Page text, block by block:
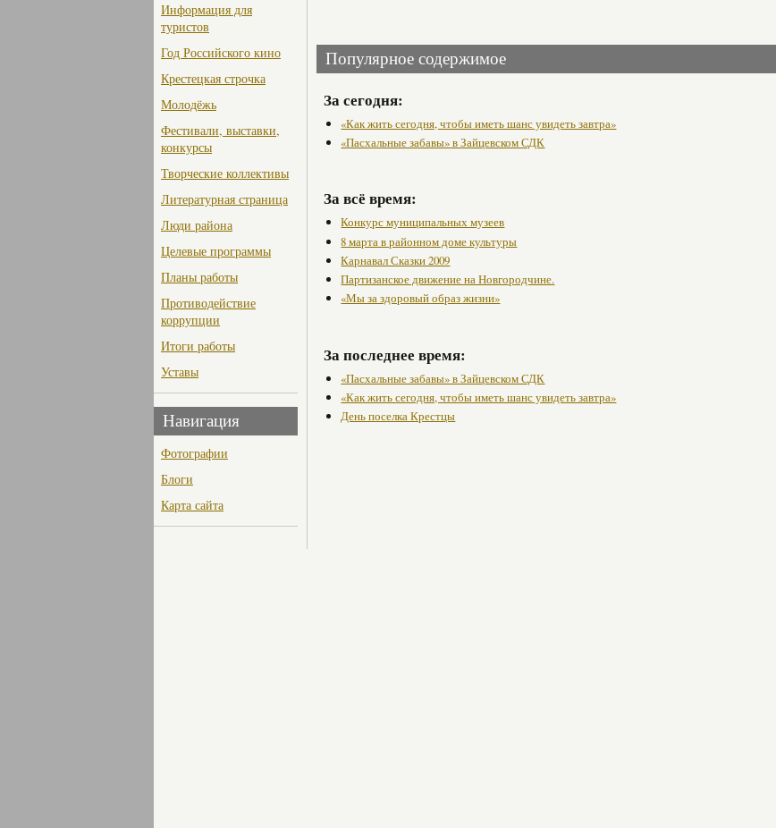
Информация для
туристов
Год Российского кино
Крестецкая строчка
Молодёжь
Фестивали, выставки,
конкурсы
Творческие коллективы
Литературная страница
Люди района
Целевые программы
Планы работы
Противодействие
коррупции
Итоги работы
Уставы
Навигация
Фотографии
Блоги
Карта сайта
Популярное содержимое
За сегодня:
«Как жить сегодня, чтобы иметь шанс увидеть завтра»
«Пасхальные забавы» в Зайцевском СДК
За всё время:
Конкурс муниципальных музеев
8 марта в районном доме культуры
Карнавал Сказки 2009
Партизанское движение на Новгородчине.
«Мы за здоровый образ жизни»
За последнее время:
«Пасхальные забавы» в Зайцевском СДК
«Как жить сегодня, чтобы иметь шанс увидеть завтра»
День поселка Крестцы